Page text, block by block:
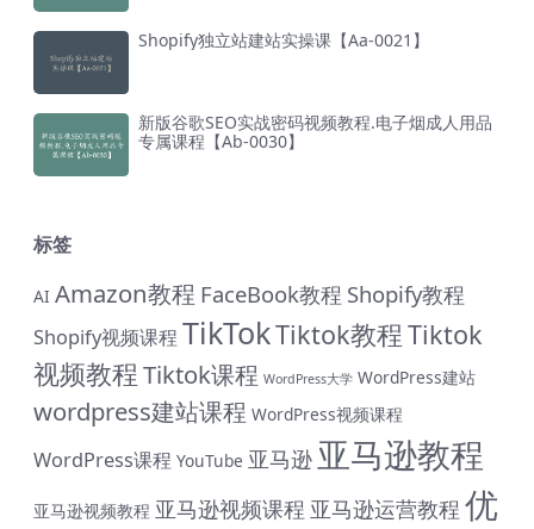
Shopify独立站建站实操课【Aa-0021】
新版谷歌SEO实战密码视频教程.电子烟成人用品
专属课程【Ab-0030】
标签
AI Amazon教程 FaceBook教程 Shopify教程
Shopify视频课程TikTokTiktok教程Tiktok
视频教程Tiktok课程 WordPress大学 WordPress建站
wordpress建站课程 WordPress视频课程
WordPress课程 YouTube 亚马逊 亚马逊教程
亚马逊视频教程 亚马逊视频课程 亚马逊运营教程 优